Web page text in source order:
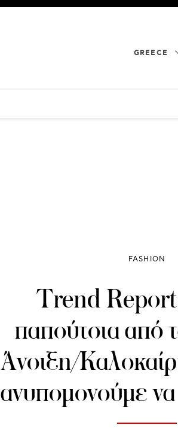
GREECE
FASHION
Trend
παπούτσια από
Άνοιξη/
ανυπομονούμε